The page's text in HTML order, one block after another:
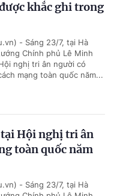
khắc ghi trong
- Sáng 23/7, tại Hà
Chính phủ Lê Minh
nghị tri ân người có
mạng toàn quốc năm...
Hội nghị tri ân
toàn quốc năm
- Sáng 23/7, tại Hà